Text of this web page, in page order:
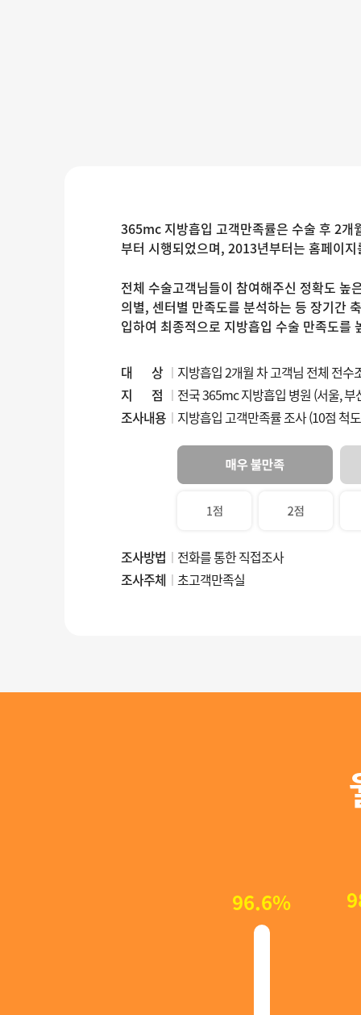
365mc 지방흡입 고객만족률은 수술 후 2개
부터 시행되었으며, 2013년부터는 홈페이
전체 수술고객님들이 참여해주신 정확도
의별, 센터별 만족도를 분석하는 등 장기간
입하여 최종적으로 지방흡입 수술 만족도를
대 상
지방흡입 2개월 차 고객님 전체 전수
지 점
전국 365mc 지방흡입 병원 (서울, 부
조사내용
지방흡입 고객만족률 조사 (10점
조사방법
전화를 통한 직접조사
조사주체 초고객만족실
96.6%